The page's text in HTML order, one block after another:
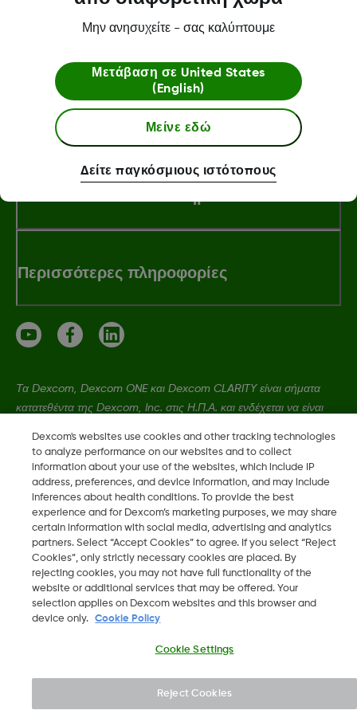
Σχετικά με την Dexcom
Περισσότερες πληροφορίες
Τα Dexcom, Dexcom ONE και Dexcom CLARITY είναι σήματα
κατατεθέντα της Dexcom, Inc. στις Η.Π.Α. και ενδέχεται να είναι
LBL021664 Rev001
2026 Dexcom, Inc. Με την επιφύλαξη παντός δικαιώματος
GR
Dexcom's websites use cookies and other tracking technologies
to analyze performance on our websites and to collect
information about your use of the websites, which include IP
address, preferences, and device information, and may include
inferences about health conditions. To provide the best
experience and for Dexcom’s marketing purposes, we may share
certain information with social media, advertising and analytics
partners. Select “Accept Cookies” to agree. If you select “Reject
Cookies”, only strictly necessary cookies are placed. By
rejecting cookies, you may not have full functionality of the
website or additional services that may be offered. Your
selection applies on Dexcom websites and this browser and
device only.
Cookie Policy
Cookie Settings
Reject Cookies
Μην ανησυχείτε - σας καλύπτουμε
Μετάβαση σε United States
(English)
Μείνε εδώ
Δείτε παγκόσμιους ιστότοπους